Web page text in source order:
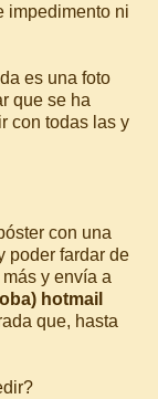
impedimento ni
es una foto
que se ha
con todas las y
con una
poder fardar de
y envía a
hotmail
que, hasta